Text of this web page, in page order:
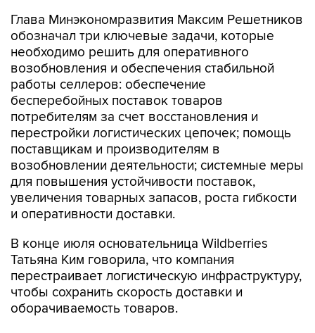
Глава Минэкономразвития Максим Решетников
обозначал три ключевые задачи, которые
необходимо решить для оперативного
возобновления и обеспечения стабильной
работы селлеров: обеспечение
бесперебойных поставок товаров
потребителям за счет восстановления и
перестройки логистических цепочек; помощь
поставщикам и производителям в
возобновлении деятельности; системные меры
для повышения устойчивости поставок,
увеличения товарных запасов, роста гибкости
и оперативности доставки.
В конце июля основательница Wildberries
Татьяна Ким говорила, что компания
перестраивает логистическую инфраструктуру,
чтобы сохранить скорость доставки и
оборачиваемость товаров.